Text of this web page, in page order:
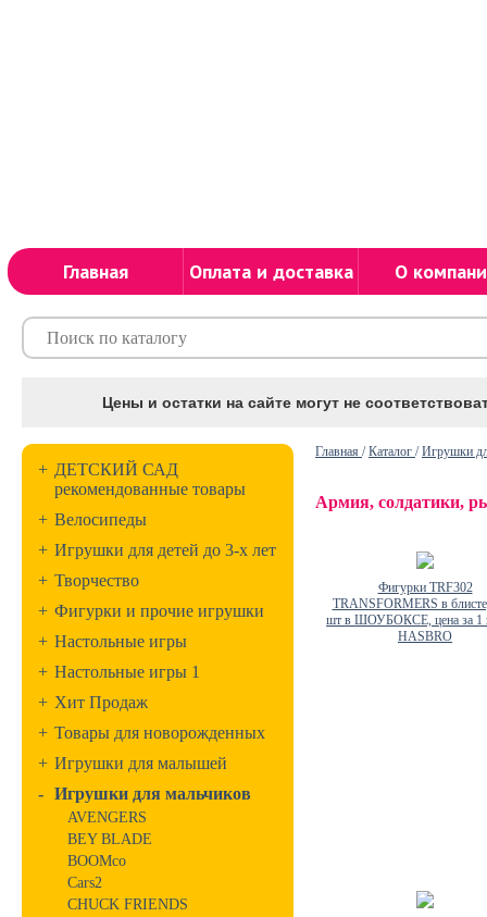
Главная Оплата и доставка О
Цены и остатки на сайте могут не
+ ДЕТСКИЙ САД
рекомендованные товары
+ Велосипеды
+ Игрушки для детей до 3-х лет
+ Творчество
+ Фигурки и прочие игрушки
+ Настольные игры
+ Настольные игры 1
+ Хит Продаж
+ Товары для новорожденных
+ Игрушки для малышей
- Игрушки для мальчиков
AVENGERS
BEY BLADE
BOOMco
Cars2
CHUCK FRIENDS
Главная /Каталог /Игрушки
Армия, солдатики,
Фигурки TRF302
TRANSFORMERS в
шт в ШОУБОКСЕ, цена за 1
HASBRO